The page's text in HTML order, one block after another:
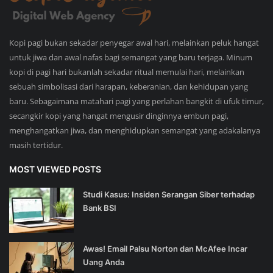
Kopi pagi bukan sekadar penyegar awal hari, melainkan peluk hangat
untuk jiwa dan awal nafas bagi semangat yang baru terjaga. Minum
kopi di pagi hari bukanlah sekadar ritual memulai hari, melainkan
sebuah simbolisasi dari harapan, keberanian, dan kehidupan yang
baru. Sebagaimana matahari pagi yang perlahan bangkit di ufuk timur,
secangkir kopi yang hangat mengusir dinginnya embun pagi,
menghangatkan jiwa, dan menghidupkan semangat yang adakalanya
masih tertidur.
MOST VIEWED POSTS
Studi Kasus: Insiden Serangan Siber terhadap
Bank BSI
Awas! Email Palsu Norton dan McAfee Incar
Uang Anda